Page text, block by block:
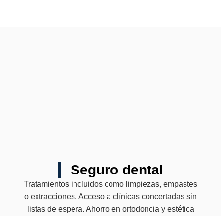
Seguro dental
Tratamientos incluidos como limpiezas, empastes
o extracciones. Acceso a clínicas concertadas sin
listas de espera. Ahorro en ortodoncia y estética